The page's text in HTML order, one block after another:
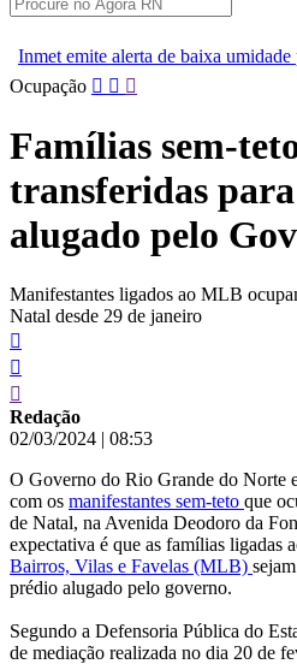
umidade para 77 cidades do RN
Pular
conteúdo
Ocupação
Famílias sem-
transferidas
alugado pelo
Manifestantes ligados ao MLB
Natal desde 29 de janeiro
Redação
02/03/2024 | 08:53
O Governo do Rio Grande do Norte
com os manifestantes sem-teto que
de Natal, na Avenida Deodoro da
expectativa é que as famílias ligadas
Bairros, Vilas e Favelas (MLB)
prédio alugado pelo governo.
Segundo a Defensoria Pública do
de mediação realizada no dia 20 de